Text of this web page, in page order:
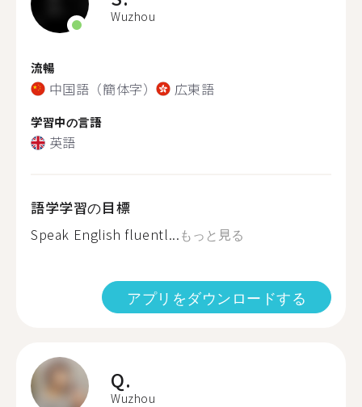
Wuzhou
流暢
中国語（簡体字） 広東語
学習中の言語
英語
語学学習の目標
Speak English fluentl...もっと見る
アプリをダウンロードする
Q.
Wuzhou